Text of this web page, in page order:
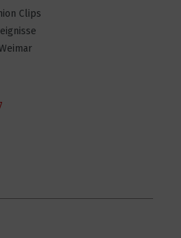
Clips